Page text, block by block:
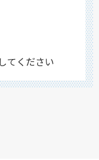
てください